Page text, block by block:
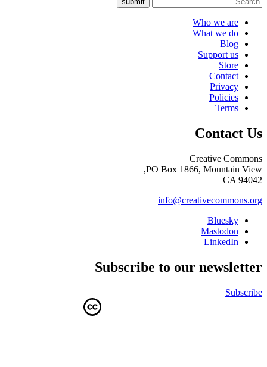
Who we are
What we do
Blog
Support us
Store
Contact
Privacy
Policies
Terms
Contact Us
Creative Commons
PO Box 1866, Mountain View,
CA 94042
info@creativecommons.org
Bluesky
Mastodon
LinkedIn
Subscribe to our newsletter
Subscribe